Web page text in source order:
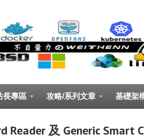
長專區 攻略/系列文章 基礎架
Reader 及 Generic Smart